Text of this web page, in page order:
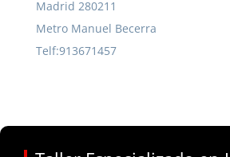
Madrid 280211
Metro Manuel Becerra
Telf:913671457